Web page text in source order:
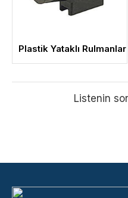
Plastik Yataklı Rulmanlar
Listenin